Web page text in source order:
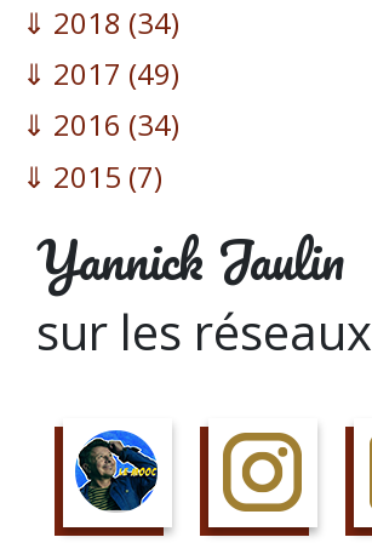
2018 (34)
2017 (49)
2016 (34)
2015 (7)
Yannick Jaulin
sur les réseaux